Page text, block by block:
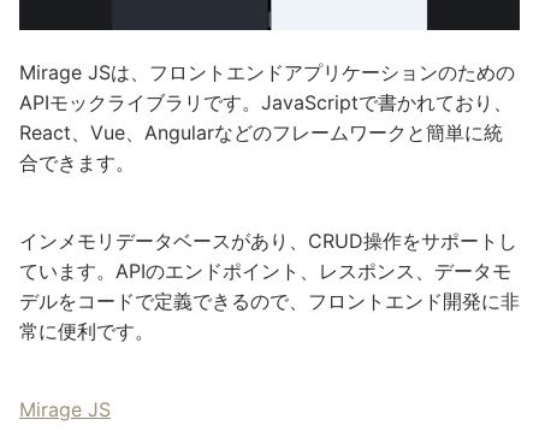
Mirage JSは、フロントエンドアプリケーションのための
APIモックライブラリです。JavaScriptで書かれており、
React、Vue、Angularなどのフレームワークと簡単に統
合できます。
インメモリデータベースがあり、CRUD操作をサポートし
ています。APIのエンドポイント、レスポンス、データモ
デルをコードで定義できるので、フロントエンド開発に非
常に便利です。
Mirage JS